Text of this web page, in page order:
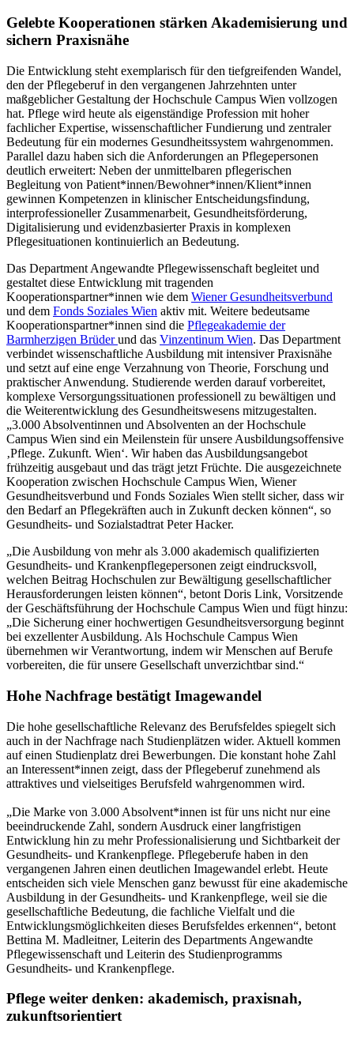
Gelebte Kooperationen stärken Akademisierung und
sichern Praxisnähe
Die Entwicklung steht exemplarisch für den tiefgreifenden Wandel,
den der Pflegeberuf in den vergangenen Jahrzehnten unter
maßgeblicher Gestaltung der Hochschule Campus Wien vollzogen
hat. Pflege wird heute als eigenständige Profession mit hoher
fachlicher Expertise, wissenschaftlicher Fundierung und zentraler
Bedeutung für ein modernes Gesundheitssystem wahrgenommen.
Parallel dazu haben sich die Anforderungen an Pflegepersonen
deutlich erweitert: Neben der unmittelbaren pflegerischen
Begleitung von Patient*innen/Bewohner*innen/Klient*innen
gewinnen Kompetenzen in klinischer Entscheidungsfindung,
interprofessioneller Zusammenarbeit, Gesundheitsförderung,
Digitalisierung und evidenzbasierter Praxis in komplexen
Pflegesituationen kontinuierlich an Bedeutung.
Das Department Angewandte Pflegewissenschaft begleitet und
gestaltet diese Entwicklung mit tragenden
Kooperationspartner*innen wie dem Wiener Gesundheitsverbund
und dem Fonds Soziales Wien aktiv mit. Weitere bedeutsame
Kooperationspartner*innen sind die Pflegeakademie der
Barmherzigen Brüderund das Vinzentinum Wien. Das Department
verbindet wissenschaftliche Ausbildung mit intensiver Praxisnähe
und setzt auf eine enge Verzahnung von Theorie, Forschung und
praktischer Anwendung. Studierende werden darauf vorbereitet,
komplexe Versorgungssituationen professionell zu bewältigen und
die Weiterentwicklung des Gesundheitswesens mitzugestalten.
„3.000 Absolventinnen und Absolventen an der Hochschule
Campus Wien sind ein Meilenstein für unsere Ausbildungsoffensive
‚Pflege. Zukunft. Wien‘. Wir haben das Ausbildungsangebot
frühzeitig ausgebaut und das trägt jetzt Früchte. Die ausgezeichnete
Kooperation zwischen Hochschule Campus Wien, Wiener
Gesundheitsverbund und Fonds Soziales Wien stellt sicher, dass wir
den Bedarf an Pflegekräften auch in Zukunft decken können“, so
Gesundheits- und Sozialstadtrat Peter Hacker.
„Die Ausbildung von mehr als 3.000 akademisch qualifizierten
Gesundheits- und Krankenpflegepersonen zeigt eindrucksvoll,
welchen Beitrag Hochschulen zur Bewältigung gesellschaftlicher
Herausforderungen leisten können“, betont Doris Link, Vorsitzende
der Geschäftsführung der Hochschule Campus Wien und fügt hinzu:
„Die Sicherung einer hochwertigen Gesundheitsversorgung beginnt
bei exzellenter Ausbildung. Als Hochschule Campus Wien
übernehmen wir Verantwortung, indem wir Menschen auf Berufe
vorbereiten, die für unsere Gesellschaft unverzichtbar sind.“
Hohe Nachfrage bestätigt Imagewandel
Die hohe gesellschaftliche Relevanz des Berufsfeldes spiegelt sich
auch in der Nachfrage nach Studienplätzen wider. Aktuell kommen
auf einen Studienplatz drei Bewerbungen. Die konstant hohe Zahl
an Interessent*innen zeigt, dass der Pflegeberuf zunehmend als
attraktives und vielseitiges Berufsfeld wahrgenommen wird.
„Die Marke von 3.000 Absolvent*innen ist für uns nicht nur eine
beeindruckende Zahl, sondern Ausdruck einer langfristigen
Entwicklung hin zu mehr Professionalisierung und Sichtbarkeit der
Gesundheits- und Krankenpflege. Pflegeberufe haben in den
vergangenen Jahren einen deutlichen Imagewandel erlebt. Heute
entscheiden sich viele Menschen ganz bewusst für eine akademische
Ausbildung in der Gesundheits- und Krankenpflege, weil sie die
gesellschaftliche Bedeutung, die fachliche Vielfalt und die
Entwicklungsmöglichkeiten dieses Berufsfeldes erkennen“, betont
Bettina M. Madleitner, Leiterin des Departments Angewandte
Pflegewissenschaft und Leiterin des Studienprogramms
Gesundheits- und Krankenpflege.
Pflege weiter denken: akademisch, praxisnah,
zukunftsorientiert